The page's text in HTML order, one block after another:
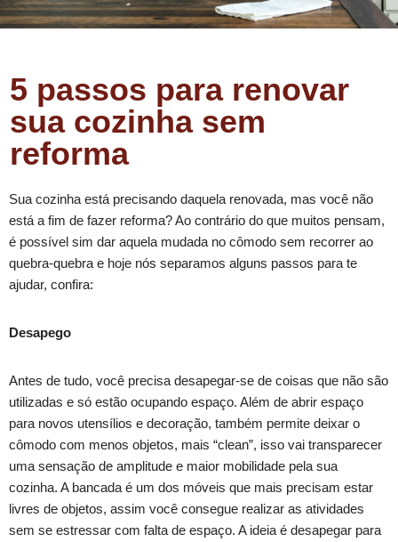
5 passos para renovar
sua cozinha sem
reforma
Sua cozinha está precisando daquela renovada, mas você não
está a fim de fazer reforma? Ao contrário do que muitos pensam,
é possível sim dar aquela mudada no cômodo sem recorrer ao
quebra-quebra e hoje nós separamos alguns passos para te
ajudar, confira:
Desapego
Antes de tudo, você precisa desapegar-se de coisas que não são
utilizadas e só estão ocupando espaço. Além de abrir espaço
para novos utensílios e decoração, também permite deixar o
cômodo com menos objetos, mais “clean”, isso vai transparecer
uma sensação de amplitude e maior mobilidade pela sua
cozinha. A bancada é um dos móveis que mais precisam estar
livres de objetos, assim você consegue realizar as atividades
sem se estressar com falta de espaço. A ideia é desapegar para